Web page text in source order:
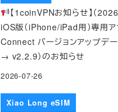
【1coinVPNお知らせ】（
iOS版（iPhone/iPad用）専用
Connect バージョンアップデ
→ v2.2.9）のお知らせ
2026-07-26
Xiao Long eSIM